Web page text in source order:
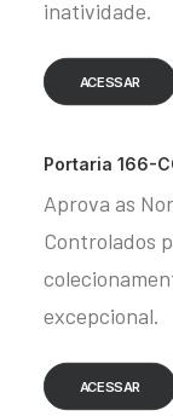
inatividade.
ACESSAR
Portaria 166-
Aprova as
Controlados
excepcional.
ACESSAR